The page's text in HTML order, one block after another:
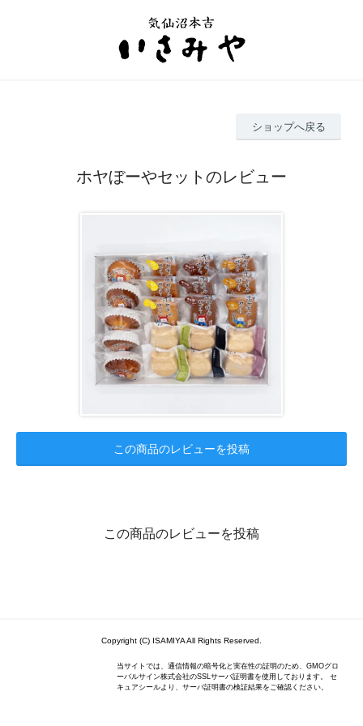
ショップへ戻る
ホヤぼーやセットのレビュー
この商品のレビューを投稿
この商品のレビューを投稿
Copyright (C) ISAMIYA All Rights Reserved.
当サイトでは、通信情報の暗号化と実在性の証明のため、GMOグロ
ーバルサイン株式会社のSSLサーバ証明書を使用しております。 セ
キュアシールより、サーバ証明書の検証結果をご確認ください。